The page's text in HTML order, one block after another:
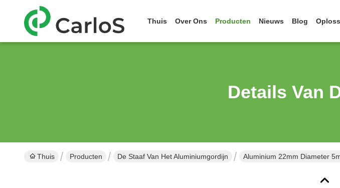
Thuis Over Ons Producten Nieuws Blog
Details Van
Thuis Producten De Staaf Van Het Aluminiumgordijn Aluminium 22mm Diameter